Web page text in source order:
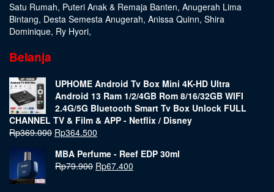
Satu Rumah, Puteri Anak & Remaja Banten, Anugerah Lima
Bintang, Desta Semesta Anugerah, Anissa Quinn, Shira
Dominique, Ry Hyori,
Belanja
UPHOME Android Tv Box Mini 4K-HD Ultra
Android 13 Ram 1/2/4GB Rom 8/16/32GB WIFI
2.4G/5G Bluetooth Smart Tv Box Unlock FULL
CHANNEL TV & Film & APP - Netflix / Disney
Rp369.000 Rp364.500
MBA Perfume - Reef EDP 30ml
Rp79.900 Rp67.400